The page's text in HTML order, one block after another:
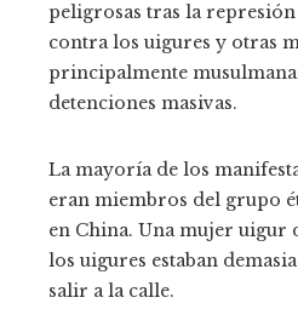
peligrosas tras la
contra los uigures y otras
principalmente
detenciones masivas.
La mayoría de los
eran miembros del grupo
en China. Una mujer uigur
los uigures estaban
salir a la calle.